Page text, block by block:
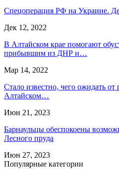
Спецоперация РФ на Украине.
Дек 12, 2022
В Алтайском крае помогают
прибывшим из ДНР и…
Мар 14, 2022
Стало известно, чего ожидать
Алтайском…
Июн 21, 2023
Барнаульцы обеспокоены
Лесного пруда
Июн 27, 2023
Популярные категории